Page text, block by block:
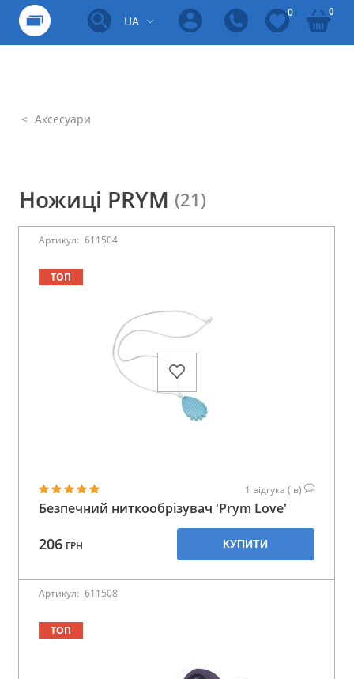
UA
0 0
Аксесуари
Ножиці PRYM (21)
Артикул: 611504
ТОП
1 відгука (ів)
Безпечний ниткообрізувач 'Prym Love'
206 ГРН КУПИТИ
Артикул: 611508
ТОП